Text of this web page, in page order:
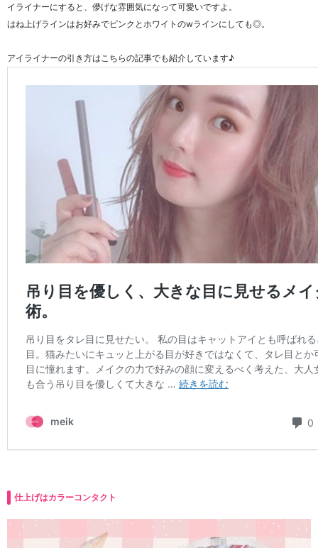
イライナーにすると、儚げな雰囲気になって可愛いですよ。
はね上げラインはお好みでピンクとホワイトのwラインにしても◎。
アイライナーの引き方はこちらの記事でも紹介しています♪
仕上げはカラーコンタクト